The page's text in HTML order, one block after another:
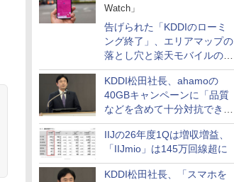
Watch」
告げられた「KDDIのローミ
ング終了」、エリアマップの
落とし穴と楽天モバイルの課
題
KDDI松田社長、ahamoの
40GBキャンペーンに「品質
などを含めて十分対抗でき
る」
IIJの26年度1Qは増収増益、
「IIJmio」は145万回線超に
KDDI松田社長、「スマホを